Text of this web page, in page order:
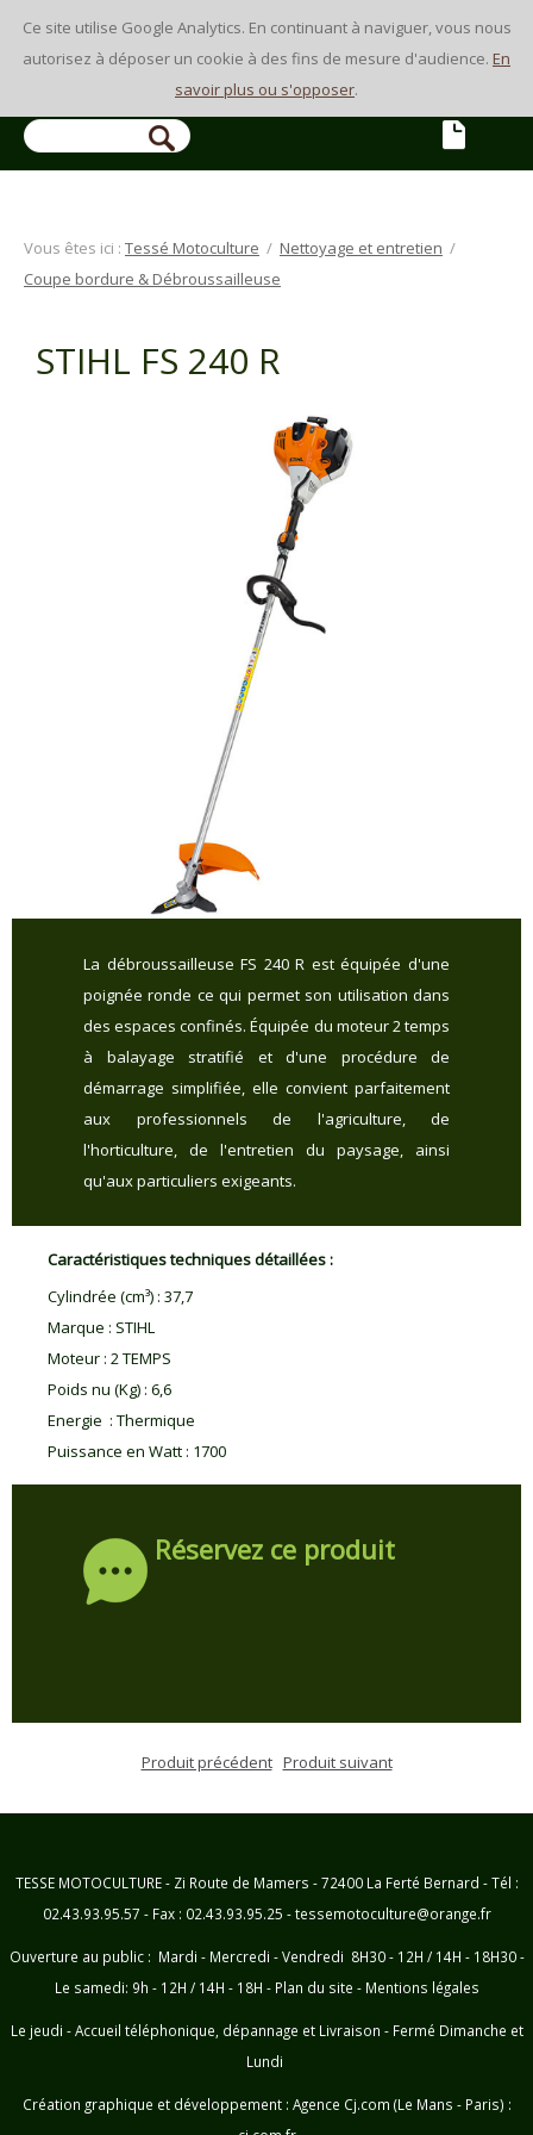
Ce site utilise Google Analytics. En continuant à naviguer, vous nous
autorisez à déposer un cookie à des fins de mesure d'audience. En
savoir plus ou s'opposer.
Vous êtes ici : Tessé Motoculture / Nettoyage et entretien /
Coupe bordure & Débroussailleuse
STIHL FS 240 R
La débroussailleuse FS 240 R est équipée d'une
poignée ronde ce qui permet son utilisation dans
des espaces confinés. Équipée du moteur 2 temps
à balayage stratifié et d'une procédure de
démarrage simplifiée, elle convient parfaitement
aux professionnels de l'agriculture, de
l'horticulture, de l'entretien du paysage, ainsi
qu'aux particuliers exigeants.
Caractéristiques techniques détaillées :
Cylindrée (cm³) : 37,7
Marque : STIHL
Moteur : 2 TEMPS
Poids nu (Kg) : 6,6
Energie : Thermique
Puissance en Watt : 1700
Réservez ce produit
Produit précédent Produit suivant
TESSE MOTOCULTURE - Zi Route de Mamers - 72400 La Ferté Bernard - Tél :
02.43.93.95.57 - Fax : 02.43.93.95.25 - tessemotoculture@orange.fr
Ouverture au public : Mardi - Mercredi - Vendredi 8H30 - 12H / 14H - 18H30 -
Le samedi: 9h - 12H / 14H - 18H - Plan du site - Mentions légales
Le jeudi - Accueil téléphonique, dépannage et Livraison - Fermé Dimanche et
Lundi
Création graphique et développement : Agence Cj.com (Le Mans - Paris) :